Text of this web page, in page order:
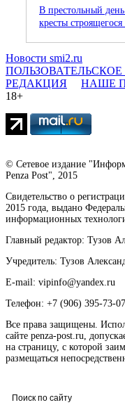
В престольный
кресты
Новости smi2.ru
РЕДАКЦИЯ
НАШЕ
18+
© Сетевое издание
Penza Post", 2015
Свидетельство о
2015 года, выдано
информационных
Главный редактор: Тузов
Учредитель: Тузов
E-mail: vipinfo@yandex.ru
Телефон: +7 (906) 395-73-07
Все права защищены.
сайте penza-post.ru,
на страницу, с которой
размещаться